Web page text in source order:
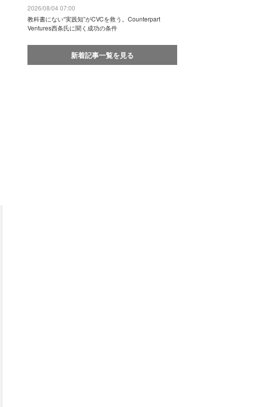
2026/08/04 07:00
教科書にない“実践知”がCVCを救う。Counterpart
Ventures西条氏に聞く成功の条件
新着記事一覧を見る